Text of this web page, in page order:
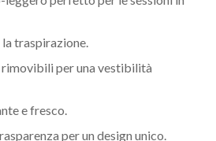
traspirazione.
per una vestibilità
e fresco.
per un design unico.